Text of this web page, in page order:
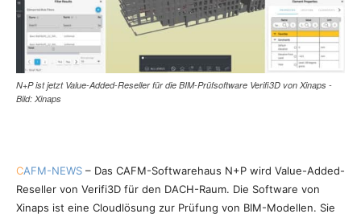
N+P ist jetzt Value-Added-Reseller für die BIM-Prüfsoftware Verifi3D von Xinaps -
Bild: Xinaps
CAFM-NEWS – Das CAFM-Softwarehaus N+P wird Value-Added-
Reseller von Verifi3D für den DACH-Raum. Die Software von
Xinaps ist eine Cloudlösung zur Prüfung von BIM-Modellen. Sie